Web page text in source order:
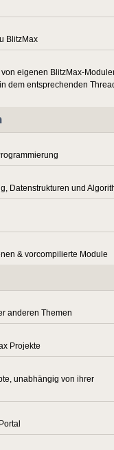
BlitzMax
eigenen BlitzMax-
dem entsprechenden
Datenstrukturen und
& vorcompilierte Module
anderen Themen
Projekte
unabhängig von ihrer